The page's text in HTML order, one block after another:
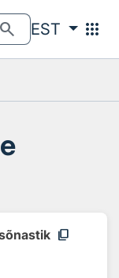
search EST apps
content_copy